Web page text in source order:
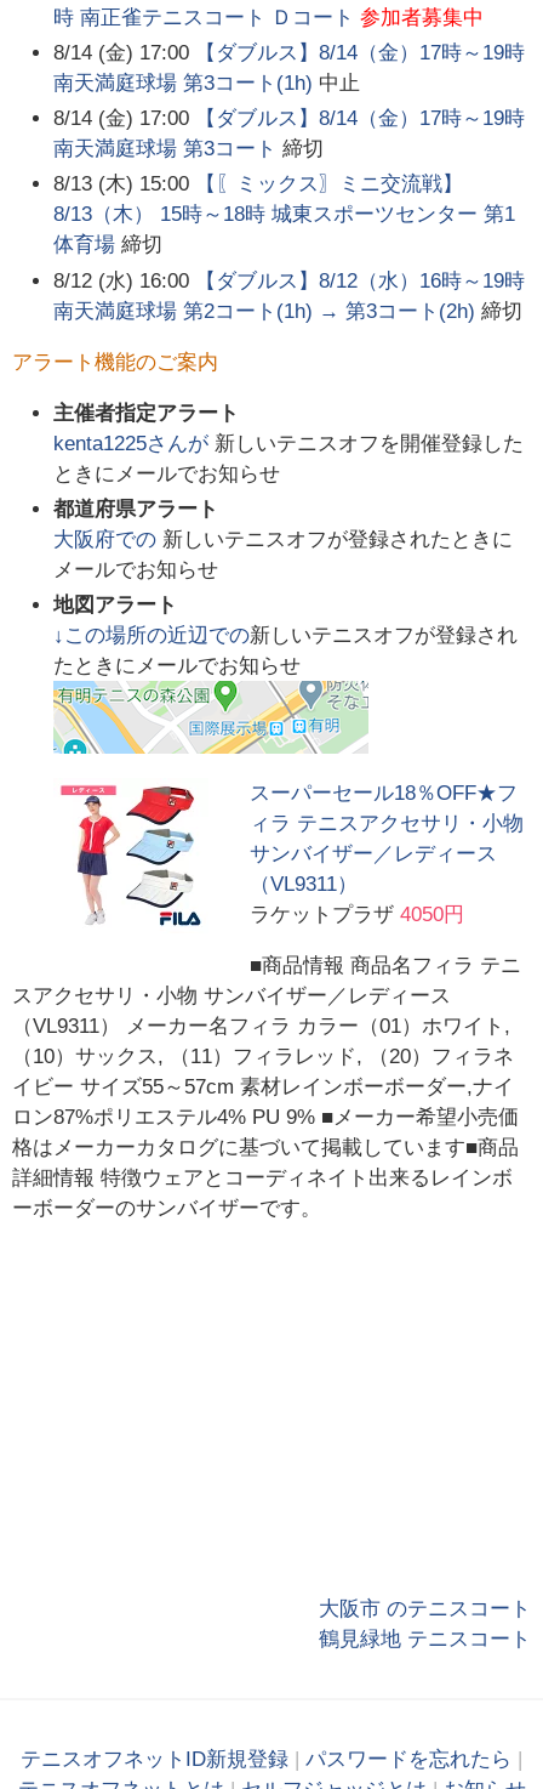
時 南正雀テニスコート Ｄコート 参加者募集中
8/14 (金) 17:00
【ダブルス】8/14（金）17時～19時
南天満庭球場 第3コート(1h) 中止
8/14 (金) 17:00
【ダブルス】8/14（金）17時～19時
南天満庭球場 第3コート 締切
8/13 (木) 15:00
【〖ミックス〗ミニ交流戦】
8/13（木） 15時～18時 城東スポーツセンター 第1
体育場 締切
8/12 (水) 16:00
【ダブルス】8/12（水）16時～19時
南天満庭球場 第2コート(1h) → 第3コート(2h) 締切
アラート機能のご案内
主催者指定アラート
kenta1225さんが 新しいテニスオフを開催登録した
ときにメールでお知らせ
都道府県アラート
大阪府での 新しいテニスオフが登録されたときに
メールでお知らせ
地図アラート
↓この場所の近辺での新しいテニスオフが登録され
たときにメールでお知らせ
スーパーセール18％OFF★フ
ィラ テニスアクセサリ・小物
サンバイザー／レディース
（VL9311）
ラケットプラザ 4050円
■商品情報 商品名フィラ テニ
スアクセサリ・小物 サンバイザー／レディース
（VL9311） メーカー名フィラ カラー（01）ホワイト,
（10）サックス, （11）フィラレッド, （20）フィラネ
イビー サイズ55～57cm 素材レインボーボーダー,ナイ
ロン87%ポリエステル4% PU 9% ■メーカー希望小売価
格はメーカーカタログに基づいて掲載しています■商品
詳細情報 特徴ウェアとコーディネイト出来るレインボ
ーボーダーのサンバイザーです。
大阪市 のテニスコート
鶴見緑地 テニスコート
テニスオフネットID新規登録 | パスワードを忘れたら |